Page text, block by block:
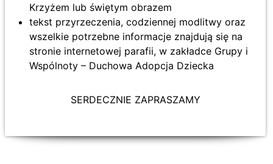
Krzyżem lub świętym obrazem
tekst przyrzeczenia, codziennej modlitwy oraz
wszelkie potrzebne informacje znajdują się na
stronie internetowej parafii, w zakładce Grupy i
Wspólnoty – Duchowa Adopcja Dziecka
SERDECZNIE ZAPRASZAMY